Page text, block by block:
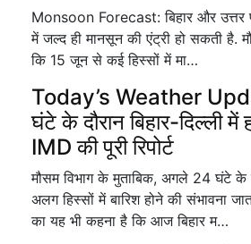
Monsoon Forecast: बिहार और उत्तर
में जल्द ही मानसून की एंट्री हो सकती है.
कि 15 जून से कई हिस्सों में मा…
Today’s Weather
घंटे के दौरान बिहार-दिल्ली में
IMD की पूरी रिपोर्ट
मौसम विभाग के मुताबिक, अगले 24 घंटे के
अलग हिस्सों में बारिश होने की संभावना
का यह भी कहना है कि आज बिहार म…